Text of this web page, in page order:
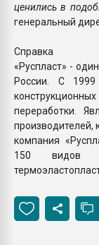
ценились в
генеральный
Справка
«Руспласт» -
России. С 1999
переработки.
производителей,
компания
150 видов